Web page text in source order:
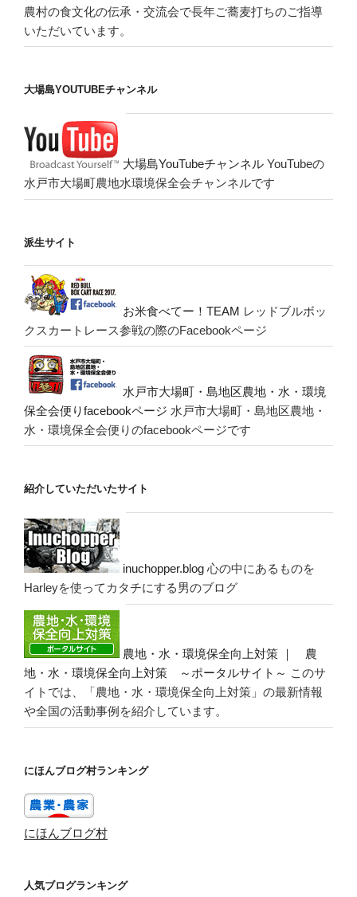
農村の食文化の伝承・交流会で長年ご蕎麦打ちのご指導
いただいています。
大場島YOUTUBEチャンネル
大場島YouTubeチャンネル YouTubeの
水戸市大場町農地水環境保全会チャンネルです
派生サイト
お米食べてー！TEAM レッドブルボッ
クスカートレース参戦の際のFacebookページ
水戸市大場町・島地区農地・水・環境
保全会便りfacebookページ 水戸市大場町・島地区農地・
水・環境保全会便りのfacebookページです
紹介していただいたサイト
inuchopper.blog 心の中にあるものを
Harleyを使ってカタチにする男のブログ
農地・水・環境保全向上対策 ｜ 農
地・水・環境保全向上対策 ～ポータルサイト～ このサ
イトでは、「農地・水・環境保全向上対策」の最新情報
や全国の活動事例を紹介しています。
にほんブログ村ランキング
にほんブログ村
人気ブログランキング